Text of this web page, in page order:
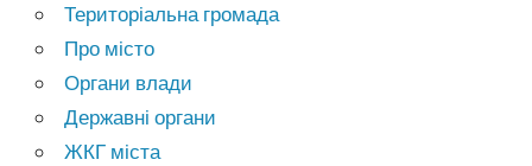
Територіальна громада
Про місто
Органи влади
Державні органи
ЖКГ міста